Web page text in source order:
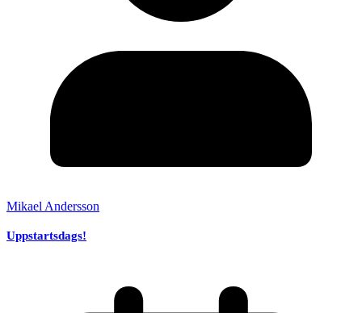
Mikael Andersson
Uppstartsdags!